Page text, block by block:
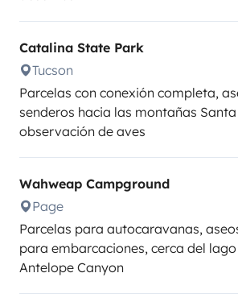
Catalina State Park
Tucson
Parcelas con conexión completa,
senderos hacia las montañas
observación de aves
Wahweap Campground
Page
Parcelas para autocaravanas,
para embarcaciones, cerca del
Antelope Canyon